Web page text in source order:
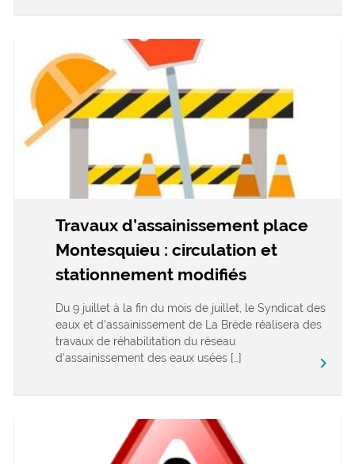
Travaux d’assainissement place
Montesquieu : circulation et
stationnement modifiés
Du 9 juillet à la fin du mois de juillet, le Syndicat des
eaux et d’assainissement de La Brède réalisera des
travaux de réhabilitation du réseau
d’assainissement des eaux usées […]
keyboard_arrow_right